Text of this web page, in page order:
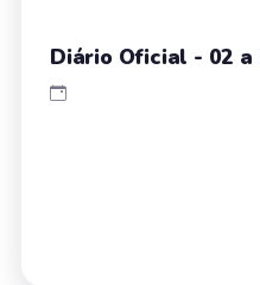
Diário Oficial - 02 a